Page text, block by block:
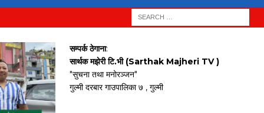
सम्पर्क ठेगाना:
सार्थक मझेरी टि.भी (Sarthak Majheri TV )
"सुचना तथा मनोरञ्जन"
गुल्मी दरबार गाउपालिका ७ , गुल्मी